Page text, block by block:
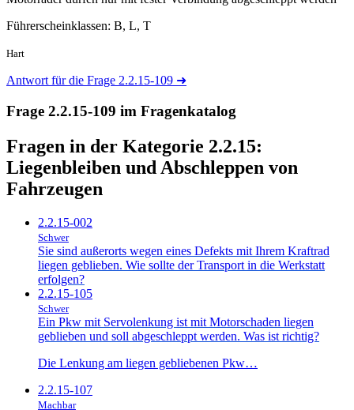
Führerscheinklassen: B, L, T
Hart
Antwort für die Frage 2.2.15-109 ➜
Frage 2.2.15-109 im Fragenkatalog
Fragen in der Kategorie 2.2.15:
Liegenbleiben und Abschleppen von
Fahrzeugen
2.2.15-002
Schwer
Sie sind außerorts wegen eines Defekts mit Ihrem Kraftrad
liegen geblieben. Wie sollte der Transport in die Werkstatt
erfolgen?
2.2.15-105
Schwer
Ein Pkw mit Servolenkung ist mit Motorschaden liegen
geblieben und soll abgeschleppt werden. Was ist richtig?
Die Lenkung am liegen gebliebenen Pkw…
2.2.15-107
Machbar